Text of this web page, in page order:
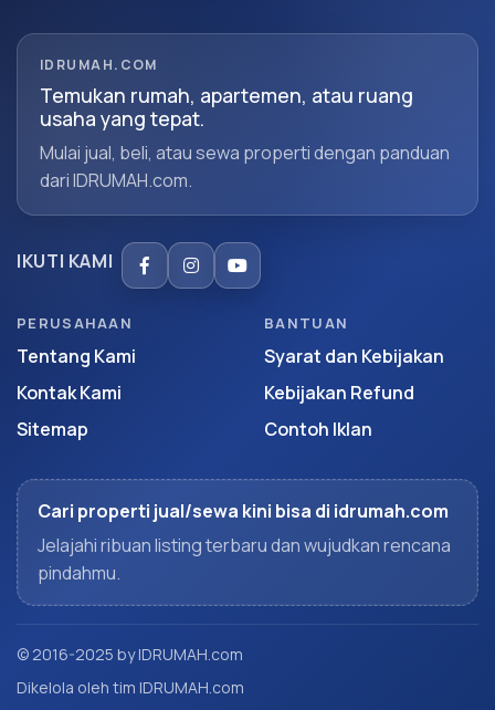
IDRUMAH.COM
Temukan rumah, apartemen, atau ruang
usaha yang tepat.
Mulai jual, beli, atau sewa properti dengan panduan
dari IDRUMAH.com.
IKUTI KAMI
PERUSAHAAN
Tentang Kami
Kontak Kami
Sitemap
BANTUAN
Syarat dan Kebijakan
Kebijakan Refund
Contoh Iklan
Cari properti jual/sewa kini bisa di idrumah.com
Jelajahi ribuan listing terbaru dan wujudkan rencana
pindahmu.
© 2016-2025 by IDRUMAH.com
Dikelola oleh tim IDRUMAH.com